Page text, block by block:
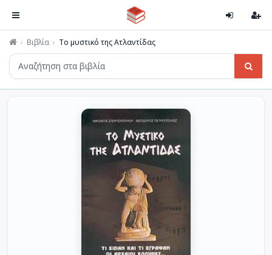
Βιβλία Το μυστικό της Ατλαντίδας